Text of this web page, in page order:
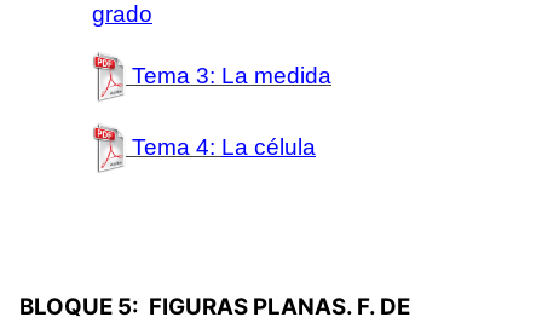
grado
Tema 3: La medida
Tema 4: La célula
BLOQUE 5: FIGURAS PLANAS. F. DE